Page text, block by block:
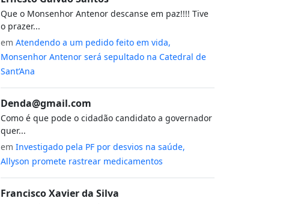
Que o Monsenhor Antenor descanse em paz!!!! Tive
o prazer...
em Atendendo a um pedido feito em vida,
Monsenhor Antenor será sepultado na Catedral de
Sant’Ana
Denda@gmail.com
Como é que pode o cidadão candidato a governador
quer...
em Investigado pela PF por desvios na saúde,
Allyson promete rastrear medicamentos
Francisco Xavier da Silva